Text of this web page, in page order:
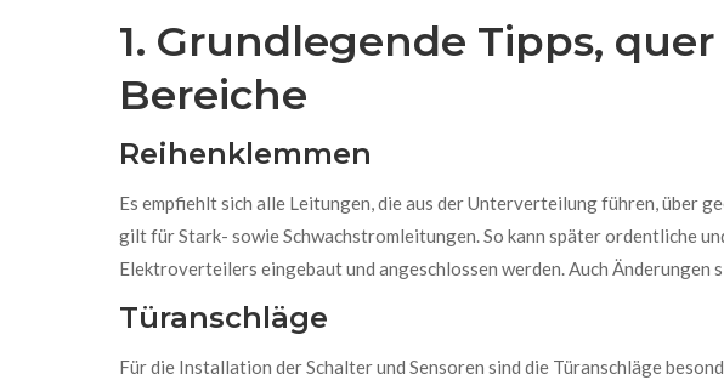
1. Grundlegende Tipps,
Bereiche
Reihenklemmen
Es empfiehlt sich alle Leitungen, die aus der Unterverteilung führen, über
gilt für Stark- sowie Schwachstromleitungen. So kann später ordentliche
Elektroverteilers eingebaut und angeschlossen werden. Auch Änderungen
Türanschläge
Für die Installation der Schalter und Sensoren sind die Türanschläge